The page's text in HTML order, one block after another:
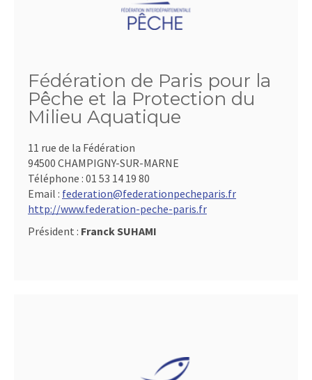
Fédération de Paris pour la
Pêche et la Protection du
Milieu Aquatique
11 rue de la Fédération
94500 CHAMPIGNY-SUR-MARNE
Téléphone : 01 53 14 19 80
Email : federation@federationpecheparis.fr
http://www.federation-peche-paris.fr
Président : Franck SUHAMI